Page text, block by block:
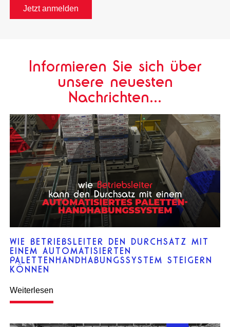
Jetzt anmelden
Informieren Sie sich über
unsere neuesten
Nachrichten...
WIE BETRIEBSLEITER DEN DURCHSATZ MIT
EINEM AUTOMATISIERTEN
PALETTENHANDHABUNGSSYSTEM STEIGERN
KÖNNEN
Weiterlesen